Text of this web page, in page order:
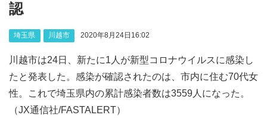
認
埼玉県 川越市 2020年8月24日16:02
川越市は24日、新たに1人が新型コロナウイルスに感染し
たと発表した。感染が確認されたのは、市内に住む70代女
性。これで埼玉県内の累計感染者数は3559人になった。
（JX通信社/FASTALERT）